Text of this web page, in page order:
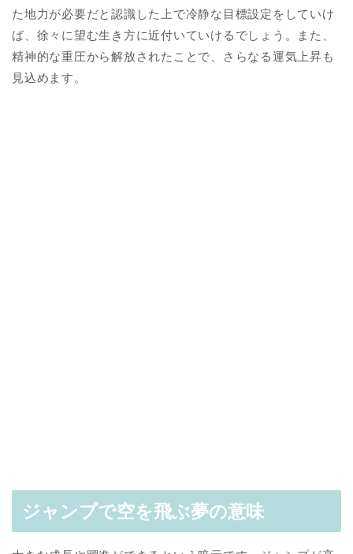
た地力が必要だと認識した上で冷静な目標設定をしていけ
ば、徐々に望む生き方に近付いていけるでしょう。また、
精神的な重圧から解放されたことで、さらなる運気上昇も
見込めます。
ジャンプで空を飛ぶ夢の意味